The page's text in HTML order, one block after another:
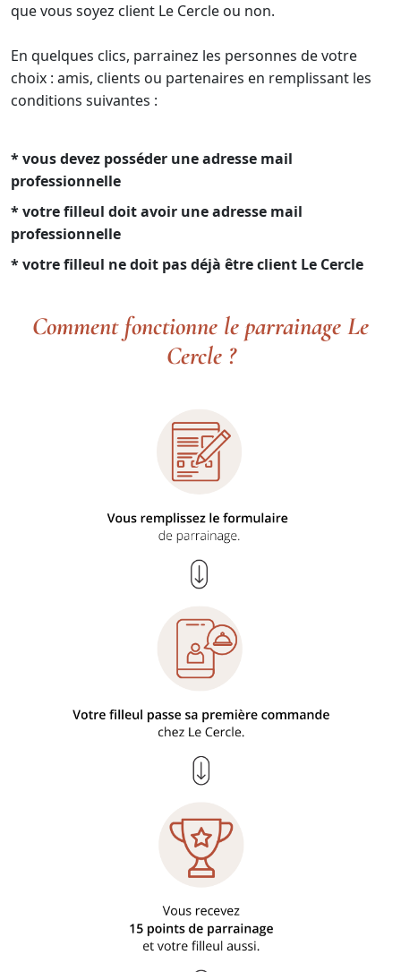
que vous soyez client Le Cercle ou non.
En quelques clics, parrainez les personnes de votre
choix : amis, clients ou partenaires en remplissant les
conditions suivantes :
* vous devez posséder une adresse mail
professionnelle
* votre filleul doit avoir une adresse mail
professionnelle
* votre filleul ne doit pas déjà être client Le Cercle
Comment fonctionne le parrainage Le
Cercle ?